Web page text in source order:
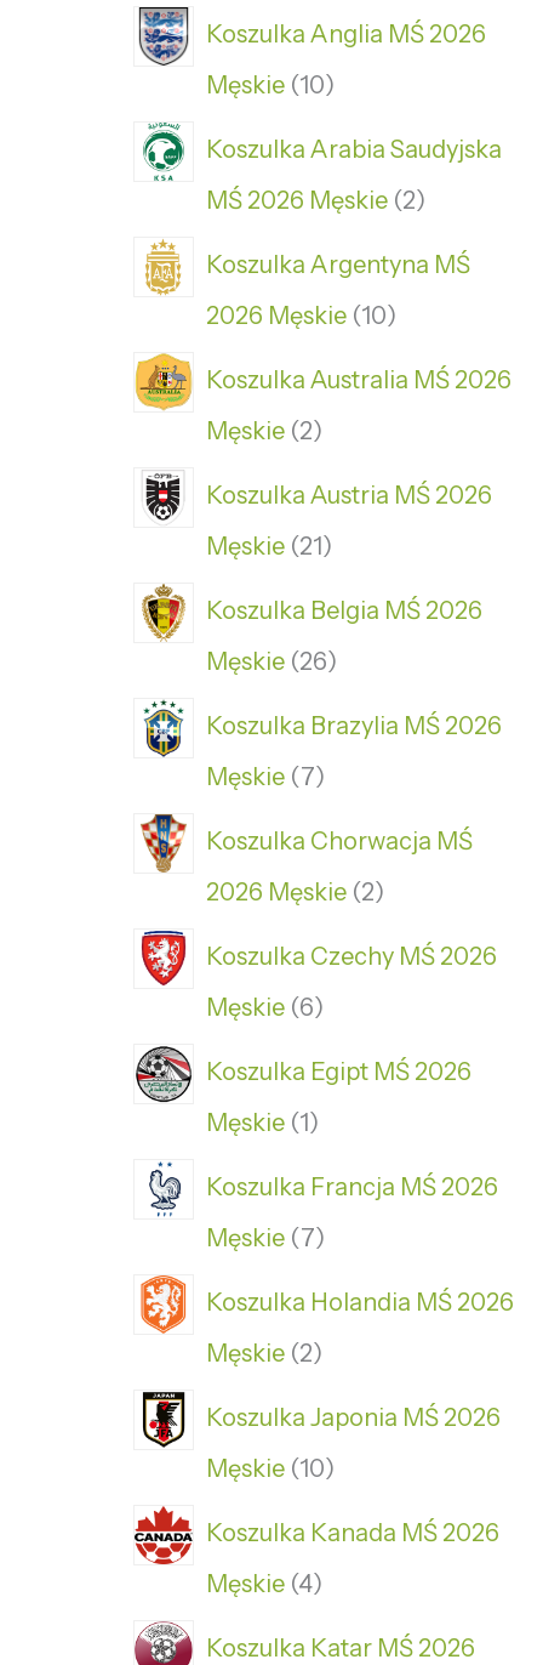
Koszulka Anglia MŚ 2026
Męskie 10
Koszulka Arabia Saudyjska
MŚ 2026 Męskie 2
Koszulka Argentyna MŚ
2026 Męskie 10
Koszulka Australia MŚ 2026
Męskie 2
Koszulka Austria MŚ 2026
Męskie 21
Koszulka Belgia MŚ 2026
Męskie 26
Koszulka Brazylia MŚ 2026
Męskie 7
Koszulka Chorwacja MŚ
2026 Męskie 2
Koszulka Czechy MŚ 2026
Męskie 6
Koszulka Egipt MŚ 2026
Męskie 1
Koszulka Francja MŚ 2026
Męskie 7
Koszulka Holandia MŚ 2026
Męskie 2
Koszulka Japonia MŚ 2026
Męskie 10
Koszulka Kanada MŚ 2026
Męskie 4
Koszulka Katar MŚ 2026